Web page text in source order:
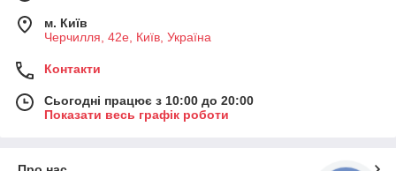
м. Київ
Черчилля, 42е, Київ, Україна
Контакти
Сьогодні працює з 10:00 до 20:00
Показати весь графік роботи